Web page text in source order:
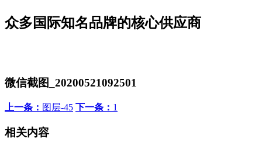
众多国际知名品牌的核心供应商
微信截图_20200521092501
上一条： 图层-45 下一条： 1
相关内容